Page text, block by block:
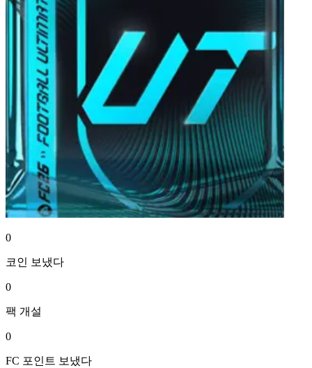
0
코인 보냈다
0
팩 개설
0
FC 포인트 보냈다